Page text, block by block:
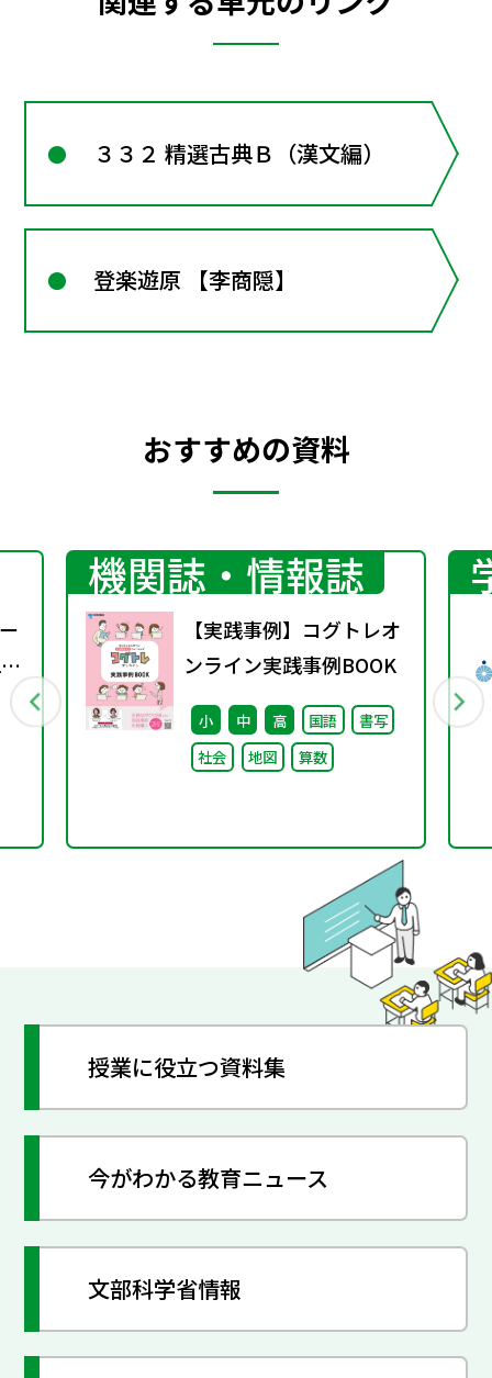
３３２ 精選古典Ｂ（漢文編）
登楽遊原 【李商隠】
おすすめの資料
機関誌・情報誌
【実践事例】コグトレオ
ンライン実践事例BOOK
小 中 高 国語
書写
社会
地図 算数
授業に役立つ資料集
今がわかる教育ニュース
文部科学省情報